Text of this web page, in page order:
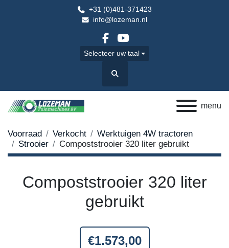
+31 (0)481-371423
info@lozeman.nl
facebook
youtube
Selecteer uw taal
Zoek
menu
Voorraad Verkocht
Werktuigen 4W tractoren
Strooier
Compoststrooier 320 liter gebruikt
€1.573,00
Compoststrooier 320 liter
gebruikt